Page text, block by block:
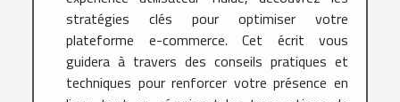
stratégies clés pour optimiser votre
plateforme e-commerce. Cet écrit vous
guidera à travers des conseils pratiques et
techniques pour renforcer votre présence en